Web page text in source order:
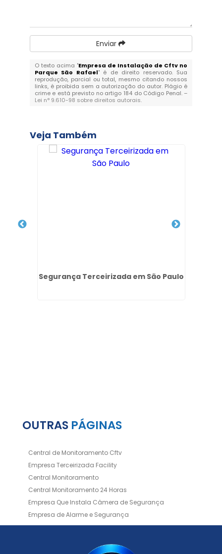
Enviar
O texto acima "Empresa de Instalação de Cftv no
Parque São Rafael" é de direito reservado. Sua
reprodução, parcial ou total, mesmo citando nossos
links, é proibida sem a autorização do autor. Plágio é
crime e está previsto no artigo 184 do Código Penal. –
Lei n° 9.610-98 sobre direitos autorais.
Veja Também
Segurança Terceirizada em São Paulo
OUTRAS PÁGINAS
Central de Monitoramento Cftv
Empresa Terceirizada Facility
Central Monitoramento
Central Monitoramento 24 Horas
Empresa Que Instala Câmera de Segurança
Empresa de Alarme e Segurança
Empresa de Alarmes
Empresa de Facilities
Empresa de Instalação de Câmeras de Segurança